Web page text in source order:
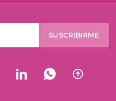
SUSCRIBIRME
  